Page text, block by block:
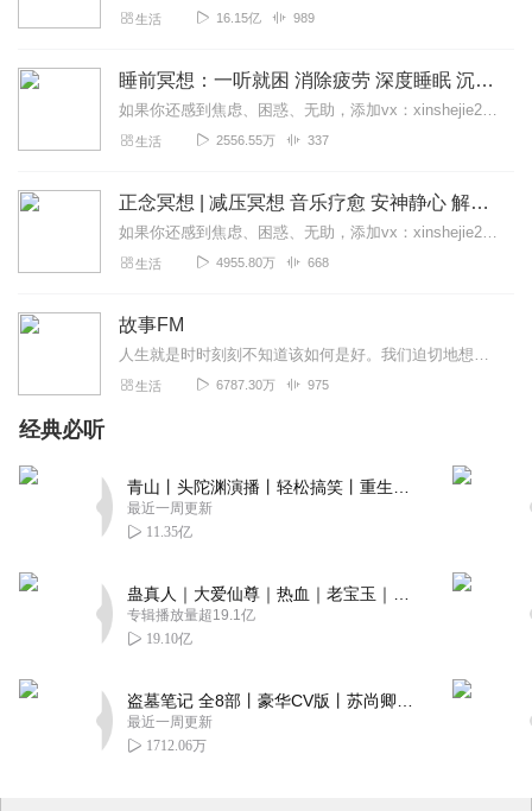
生活 16.15亿 989
睡前冥想：一听就困 消除疲劳 深度睡眠 沉浸体验
如果你还感到焦虑、困惑、无助，添加vx：xinshejie2018、vx公众号：宣萱心伴，与主播宣萱开启心灵交流之旅，共建温暖的精神家园！如果你喜欢我的内容，请...
生活 2556.55万 337
正念冥想 | 减压冥想 音乐疗愈 安神静心 解郁降噪
如果你还感到焦虑、困惑、无助，添加vx：xinshejie2018、vx公众号：宣萱心伴，与主播宣萱开启心灵交流之旅，共建温暖的精神家园！如果你喜欢我的内容，请...
生活 4955.80万 668
故事FM
人生就是时时刻刻不知道该如何是好。我们迫切地想知道怎么解决问题，也同样挣扎着寻求理解和安慰。这样的你，并不孤独。重获新生的抑郁症病人；用一辈子摆脱原生家庭阴影的...
生活 6787.30万 975
经典必听
最近一周更新
11.35亿
专辑播放量超19.1亿
19.10亿
最近一周更新
1712.06万